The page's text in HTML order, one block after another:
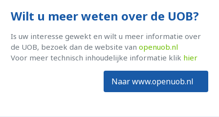
Wilt u meer weten over de UOB?
Is uw interesse gewekt en wilt u meer informatie over
de UOB, bezoek dan de website vanopenuob.nl
Voor meer technisch inhoudelijke informatie klik hier
Naar www.openuob.nl